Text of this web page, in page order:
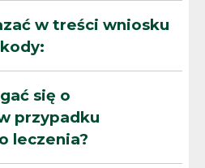
w treści wniosku
się o
przypadku
leczenia?